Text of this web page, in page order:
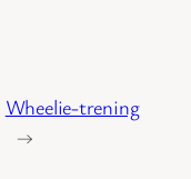
Wheelie-trening
→